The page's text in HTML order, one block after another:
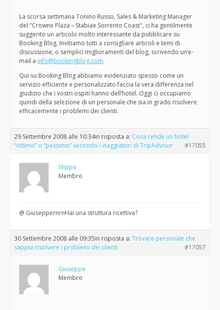
La scorsa settimana Tonino Russo, Sales & Marketing Manager
del "Crowne Plaza – Stabiae Sorrento Coast", ci ha gentilmente
suggerito un articolo molto interessante da pubblicare su
Booking Blog. Invitiamo tutti a consigliare articoli e temi di
discussione, o semplici miglioramenti del blog, scrivendo un’e-
mail a info@bookingblog.com.
Qui su Booking Blog abbiamo evidenziato spesso come un
servizio efficiente e personalizzato faccia la vera differenza nel
giudizio che i vostri ospiti hanno dell’hotel. Oggi ci occupiamo
quindi della selezione di un personale che sia in grado risolvere
efficacemente i problemi dei clienti.
29 Settembre 2008 alle 10:34in risposta a: Cosa rende un hotel
“ottimo” o “pessimo” secondo i viaggiatori di TripAdvisor
#17055
filippo
Membro
@ GiuseppernrnHai una struttura ricettiva?
30 Settembre 2008 alle 09:35in risposta a: Trovare personale che
sappia risolvere i problemi dei clienti
#17057
Giuseppe
Membro